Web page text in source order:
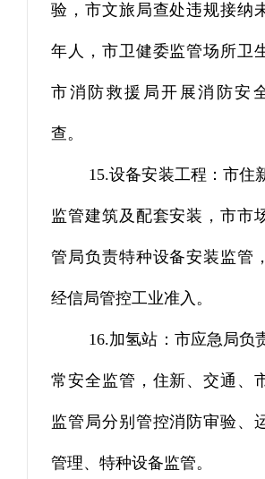
验， 市文旅局查处违规接纳
年人， 市卫健委监管场所卫
市消防救援局开展消防安
查。
15.设备安装工程：市住
监管建筑及配套安装，市市
管局负责特种设备安装监管
经信局管控工业准入。
16.加氢站：市应急局负
常安全监管，住新、交通、
监管局分别管控消防审验、
管理、特种设备监管。